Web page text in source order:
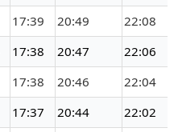
17:39 20:49
22:08
17:38 20:47
22:06
17:38 20:46
22:04
17:37 20:44
22:02